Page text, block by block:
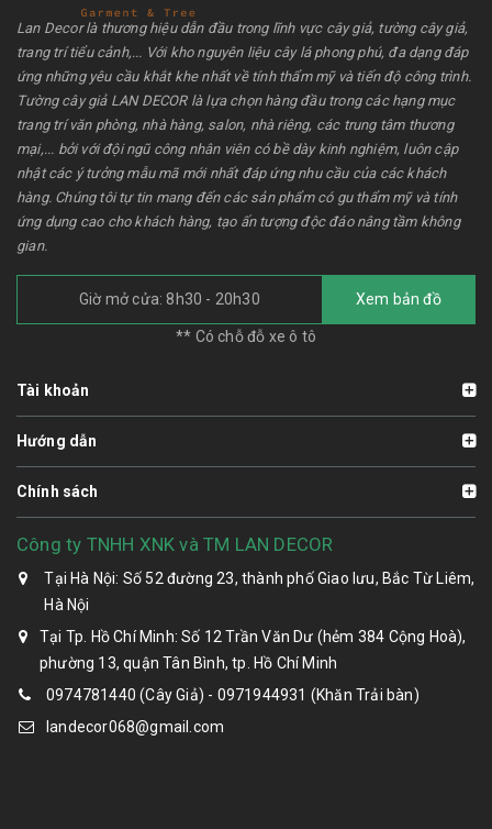
Lan Decor là thương hiệu dẫn đầu trong lĩnh vực cây giả, tường cây giả,
trang trí tiểu cảnh,... Với kho nguyên liệu cây lá phong phú, đa dạng đáp
ứng những yêu cầu khắt khe nhất về tính thẩm mỹ và tiến độ công trình.
Tường cây giả LAN DECOR là lựa chọn hàng đầu trong các hạng mục
trang trí văn phòng, nhà hàng, salon, nhà riêng, các trung tâm thương
mại,... bởi với đội ngũ công nhân viên có bề dày kinh nghiệm, luôn cập
nhật các ý tưởng mẫu mã mới nhất đáp ứng nhu cầu của các khách
hàng. Chúng tôi tự tin mang đến các sản phẩm có gu thẩm mỹ và tính
ứng dụng cao cho khách hàng, tạo ấn tượng độc đáo nâng tầm không
gian.
Giờ mở cửa: 8h30 - 20h30 Xem bản đồ
** Có chỗ đỗ xe ô tô
Tài khoản
Hướng dẫn
Chính sách
Công ty TNHH XNK và TM LAN DECOR
Tại Hà Nội: Số 52 đường 23, thành phố Giao lưu, Bắc Từ Liêm,
Hà Nội
Tại Tp. Hồ Chí Minh: Số 12 Trần Văn Dư (hẻm 384 Cộng Hoà),
phường 13, quận Tân Bình, tp. Hồ Chí Minh
0974781440 (Cây Giả) - 0971944931 (Khăn Trải bàn)
landecor068@gmail.com